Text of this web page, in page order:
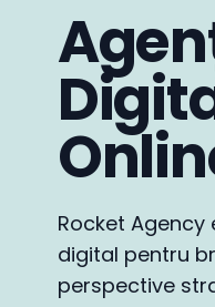
Rocket
digital pentru
perspective